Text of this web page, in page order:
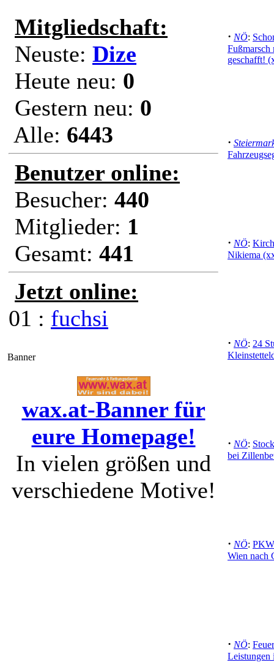
Mitgliedschaft:
Neuste: Dize
Heute neu: 0
Gestern neu: 0
Alle: 6443
Benutzer online:
Besucher: 440
Mitglieder: 1
Gesamt: 441
Jetzt online:
01 : fuchsi
Banner
wax.at-Banner für
eure Homepage!
In vielen größen und
verschiedene Motive!
· NÖ:
Fußmarsch
geschafft!
·
· NÖ:
Nikiema
· NÖ: 24
· NÖ:
bei
· NÖ:
Wien nach
· NÖ:
Leistungen